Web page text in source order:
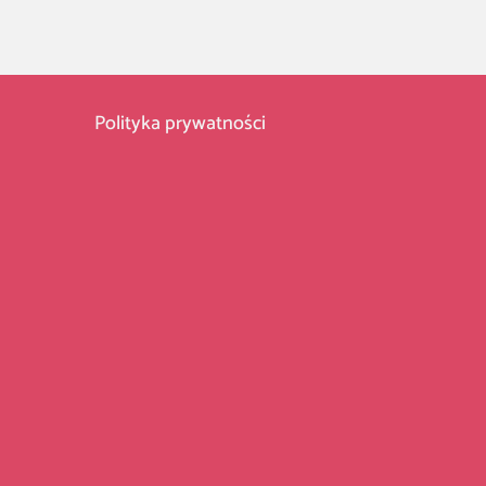
Polityka prywatności